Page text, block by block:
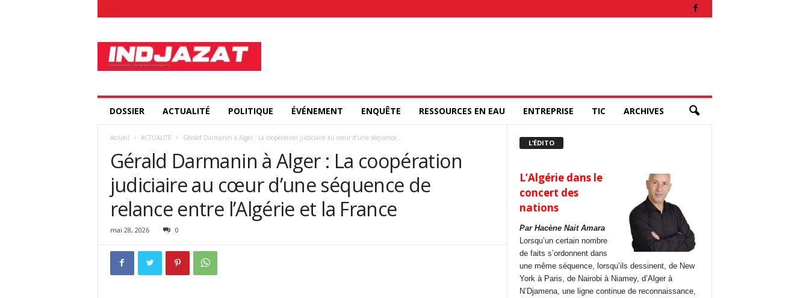
n
DOSSIER ACTUALITÉ POLITIQUE ÉVÉNEMENT ENQUÊTE RESSOURCES EN EAU ENTREPRISE TIC ARCHIVES
Accueil ACTUALITÉ Gérald Darmanin à Alger : La coopération judiciaire au cœur d’une séquence...
Gérald Darmanin à Alger : La coopération
judiciaire au cœur d’une séquence de
relance entre l’Algérie et la France
mai 28, 2026 0
L’ÉDITO
L’Algérie dans le
concert des
nations
Par Hacène Nait Amara
Lorsqu’un certain nombre
de faits s’ordonnent dans
une même séquence, lorsqu’ils dessinent, de New
York à Paris, de Nairobi à Niamey, d’Alger à
N’Djamena, une ligne continue de reconnaissance,